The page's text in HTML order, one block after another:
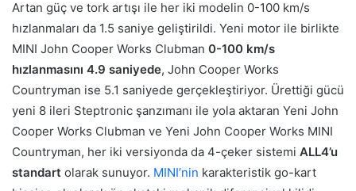
Artan güç ve tork artışı ile her iki modelin 0-100 km/s
hızlanmaları da 1.5 saniye geliştirildi. Yeni motor ile birlikte
MINI John Cooper Works Clubman 0-100 km/s
hızlanmasını 4.9 saniyede, John Cooper Works
Countryman ise 5.1 saniyede gerçekleştiriyor. Ürettiği gücü
yeni 8 ileri Steptronic şanzımanı ile yola aktaran Yeni John
Cooper Works Clubman ve Yeni John Cooper Works MINI
Countryman, her iki versiyonda da 4-çeker sistemi ALL4’u
standart olarak sunuyor. MINI’nin karakteristik go-kart